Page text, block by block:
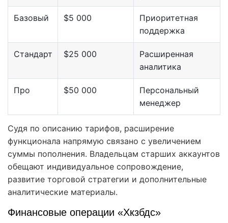
Базовый $5 000
Приоритетная
поддержка
Стандарт $25 000
Расширенная
аналитика
Про $50 000
Персональный
менеджер
Судя по описанию тарифов, расширение
функционала напрямую связано с увеличением
суммы пополнения. Владельцам старших аккаунтов
обещают индивидуальное сопровождение,
развитие торговой стратегии и дополнительные
аналитические материалы.
Финансовые операции «Хкзбдс»